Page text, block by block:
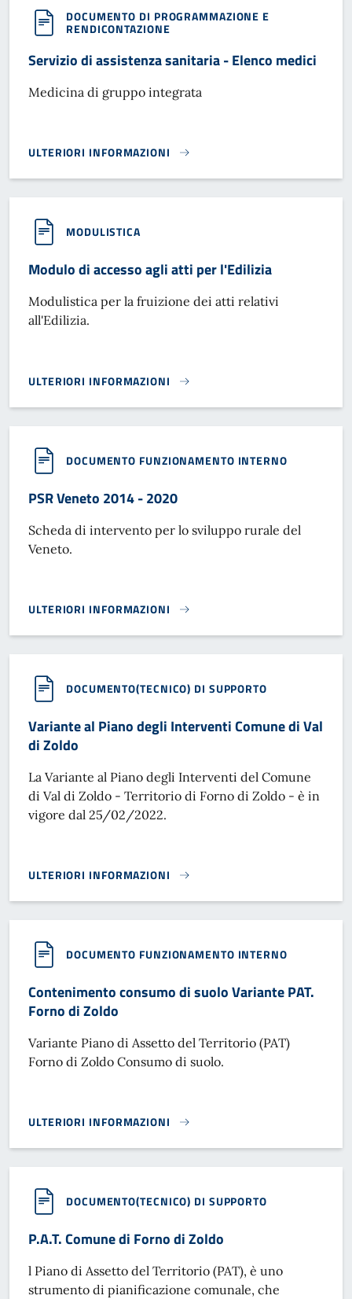
DOCUMENTO DI PROGRAMMAZIONE E
RENDICONTAZIONE
Servizio di assistenza sanitaria - Elenco medici
Medicina di gruppo integrata
ULTERIORI INFORMAZIONI
SERVIZIO DI ASSISTENZA SANITARIA - ELENCO MEDICI}
MODULISTICA
Modulo di accesso agli atti per l'Edilizia
Modulistica per la fruizione dei atti relativi
all'Edilizia.
ULTERIORI INFORMAZIONI
MODULO DI ACCESSO AGLI ATTI PER L'EDILIZIA}
DOCUMENTO FUNZIONAMENTO INTERNO
PSR Veneto 2014 - 2020
Scheda di intervento per lo sviluppo rurale del
Veneto.
ULTERIORI INFORMAZIONI
PSR VENETO 2014 - 2020}
DOCUMENTO(TECNICO) DI SUPPORTO
Variante al Piano degli Interventi Comune di Val
di Zoldo
La Variante al Piano degli Interventi del Comune
di Val di Zoldo - Territorio di Forno di Zoldo - è in
vigore dal 25/02/2022.
ULTERIORI INFORMAZIONI
VARIANTE AL PIANO DEGLI INTERVENTI COMUNE DI VAL DI
DOCUMENTO FUNZIONAMENTO INTERNO
Contenimento consumo di suolo Variante PAT.
Forno di Zoldo
Variante Piano di Assetto del Territorio (PAT)
Forno di Zoldo Consumo di suolo.
ULTERIORI INFORMAZIONI
CONTENIMENTO CONSUMO DI SUOLO VARIANTE PAT.
DOCUMENTO(TECNICO) DI SUPPORTO
P.A.T. Comune di Forno di Zoldo
l Piano di Assetto del Territorio (PAT), è uno
strumento di pianificazione comunale, che